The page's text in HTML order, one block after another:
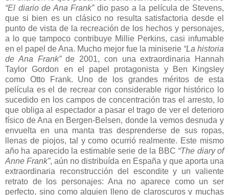
“El diario de Ana Frank”dio paso a la película de Stevens,
que si bien es un clásico no resulta satisfactoria desde el
punto de vista de la recreación de los hechos y personajes,
a lo que tampoco contribuye Millie Perkins, casi infumable
en el papel de Ana. Mucho mejor fue la miniserie “La historia
de Ana Frank”de 2001, con una extraordinaria Hannah
Taylor Gordon en el papel protagonista y Ben Kingsley
como Otto Frank. Uno de los grandes méritos de esta
película es el de recrear con considerable rigor histórico lo
sucedido en los campos de concentración tras el arresto, lo
que obliga al espectador a pasar el trago de ver el deterioro
físico de Ana en Bergen-Belsen, donde la vemos desnuda y
envuelta en una manta tras desprenderse de sus ropas,
llenas de piojos, tal y como ocurrió realmente. Este mismo
año ha aparecido la estimable serie de la BBC “The diary of
Anne Frank”, aún no distribuída en España y que aporta una
extraordinaria reconstrucción del escondite y un valiente
retrato de los personajes: Ana no aparece como un ser
perfecto, sino como alguien lleno de claroscuros y muchas